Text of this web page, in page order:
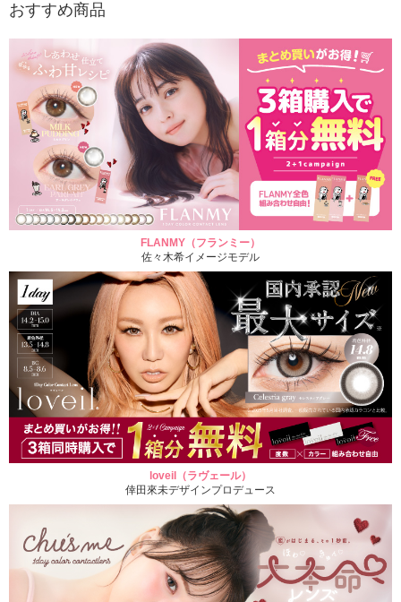
おすすめ商品
FLANMY（フランミー）
佐々木希イメージモデル
loveil（ラヴェール）
倖田來未デザインプロデュース